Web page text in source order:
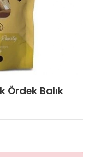
Ördek Balık